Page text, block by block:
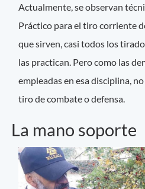
Actualmente, se observan
Práctico para el tiro corriente
que sirven, casi todos los
las practican. Pero como las
empleadas en esa disciplina,
tiro de combate o defensa.
La mano soporte